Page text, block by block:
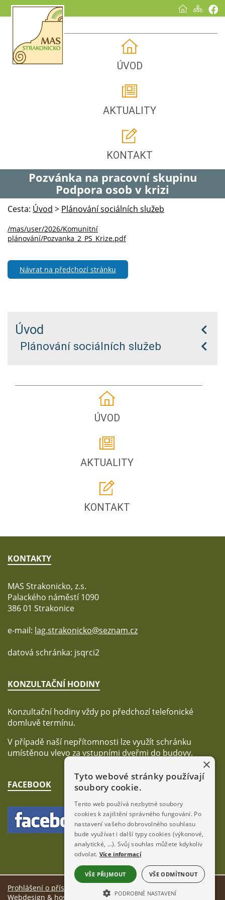
ÚVOD
AKTUALITY
KONTAKT
Pozvánka na pracovní skupinu
Podpora osob v krizi
Cesta: Úvod > Plánování sociálních služeb
/mas/user/2026/Komunitní
plánování/Pozvanka_2_PS_Krize.pdf
Návrat na předchozí stránku
Úvod
Plánování sociálních služeb
ÚVOD
AKTUALITY
KONTAKT
KONTAKTY
MAS Strakonicko, z.s.
Palackého náměstí 1090
386 01 Strakonice
e-mail: lag.strakonicko@seznam.cz
datová schránka: jsqrci2
KONZULTAČNÍ HODINY
Konzultační hodiny vždy po předchozí telefonické
domluvě termínu.
V případě naší nepřítomnosti lze využít schránku
umístěnou vlevo za vstupními dveřmi do budovy.
FACEBOOK
Prohlášení o přístupnosti
Webdesign & hosting:
ŠumavaNet.CZ
×
Tyto webové stránky používají
soubory cookie.
Tento web používá nezbytné soubory
cookies k zajištění správného fungování. Po
nastavení vašeho dobrovolného souhlasu
bude využívat i další typy cookies (výkonové,
analytické, …). Svůj souhlas můžete kdykoliv
odvolat. Více informací
VŠE PŘIJMOUT VŠE ODMÍTNOUT
PODROBNÉ NASTAVENÍ